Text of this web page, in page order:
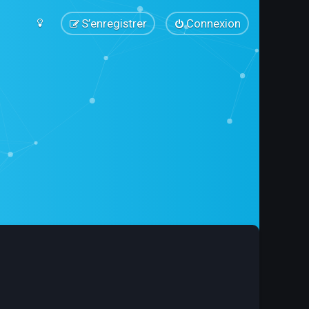
Connexion
S’enregistrer